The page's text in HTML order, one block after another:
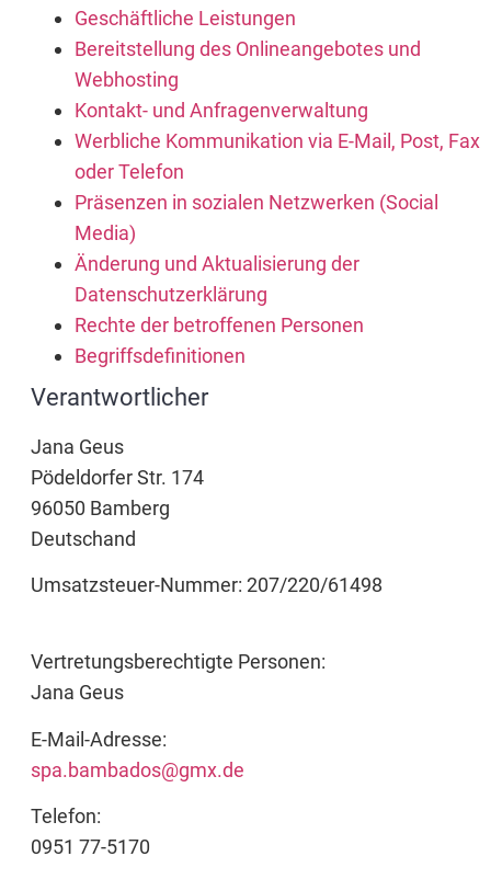
Geschäftliche Leistungen
Bereitstellung des Onlineangebotes und
Webhosting
Kontakt- und Anfragenverwaltung
Werbliche Kommunikation via E-Mail, Post, Fax
oder Telefon
Präsenzen in sozialen Netzwerken (Social
Media)
Änderung und Aktualisierung der
Datenschutzerklärung
Rechte der betroffenen Personen
Begriffsdefinitionen
Verantwortlicher
Jana Geus
Pödeldorfer Str. 174
96050 Bamberg
Deutschand
Umsatzsteuer-Nummer: 207/220/61498
Vertretungsberechtigte Personen:
Jana Geus
E-Mail-Adresse:
spa.bambados@gmx.de
Telefon:
0951 77-5170